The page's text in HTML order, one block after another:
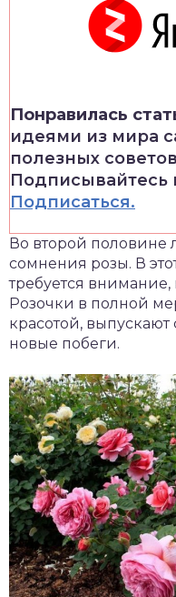
Понравилась
идеями из мира
полезных
Подписывайтесь
Подписаться.
Во второй половине
сомнения розы. В
требуется внимание,
Розочки в полной
красотой,
новые побеги.